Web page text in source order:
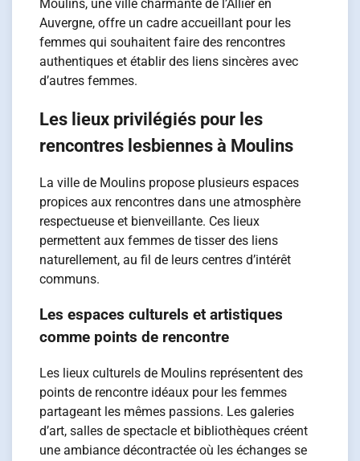
Moulins, une ville charmante de l’Allier en
Auvergne, offre un cadre accueillant pour les
femmes qui souhaitent faire des rencontres
authentiques et établir des liens sincères avec
d’autres femmes.
Les lieux privilégiés pour les
rencontres lesbiennes à Moulins
La ville de Moulins propose plusieurs espaces
propices aux rencontres dans une atmosphère
respectueuse et bienveillante. Ces lieux
permettent aux femmes de tisser des liens
naturellement, au fil de leurs centres d’intérêt
communs.
Les espaces culturels et artistiques
comme points de rencontre
Les lieux culturels de Moulins représentent des
points de rencontre idéaux pour les femmes
partageant les mêmes passions. Les galeries
d’art, salles de spectacle et bibliothèques créent
une ambiance décontractée où les échanges se